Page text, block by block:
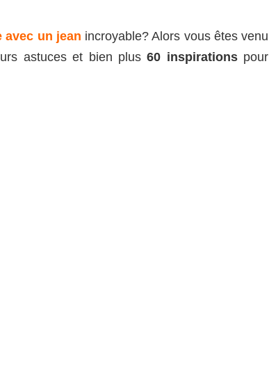
avec un jean incroyable? Alors vous êtes venu
astuces et bien plus60 inspirationspour